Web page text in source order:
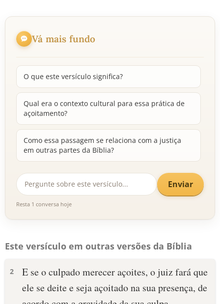
Vá mais fundo
O que este versículo significa?
Qual era o contexto cultural para essa prática de
açoitamento?
Como essa passagem se relaciona com a justiça
em outras partes da Bíblia?
Enviar
Resta 1 conversa hoje
Este versículo em outras versões da Bíblia
2
E se o culpado merecer açoites, o juiz fará que
ele se deite e seja açoitado na sua presença, de